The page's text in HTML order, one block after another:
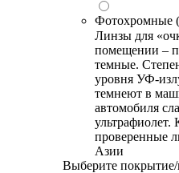
Фотохромные
Линзы для
помещении –
темные.
уровня УФ-
темнеют в
автомобиля
ультрафиолет.
проверенные
Азии
Выберите покрытие/